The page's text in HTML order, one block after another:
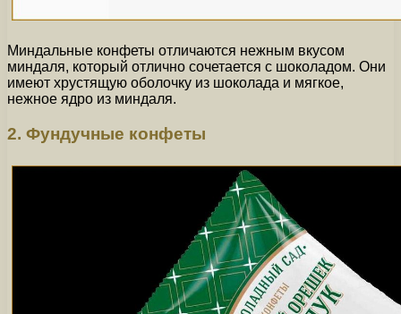
Миндальные конфеты отличаются нежным вкусом
миндаля, который отлично сочетается с шоколадом. Они
имеют хрустящую оболочку из шоколада и мягкое,
нежное ядро из миндаля.
2. Фундучные конфеты